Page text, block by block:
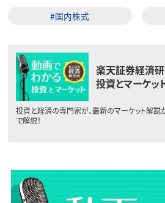
#国内株式
楽天証券経済
投資とマーケッ
投資と経済の専門家が、最新のマーケット解説
で解説！